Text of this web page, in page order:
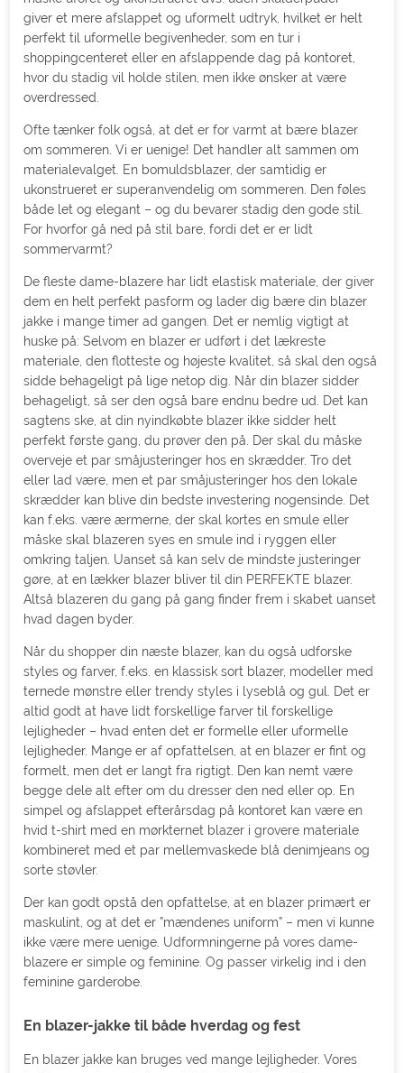
giver et mere afslappet og uformelt udtryk, hvilket er helt
perfekt til uformelle begivenheder, som en tur i
shoppingcenteret eller en afslappende dag på kontoret,
hvor du stadig vil holde stilen, men ikke ønsker at være
overdressed.
Ofte tænker folk også, at det er for varmt at bære blazer
om sommeren. Vi er uenige! Det handler alt sammen om
materialevalget. En bomuldsblazer, der samtidig er
ukonstrueret er superanvendelig om sommeren. Den føles
både let og elegant – og du bevarer stadig den gode stil.
For hvorfor gå ned på stil bare, fordi det er er lidt
sommervarmt?
De fleste dame-blazere har lidt elastisk materiale, der giver
dem en helt perfekt pasform og lader dig bære din blazer
jakke i mange timer ad gangen. Det er nemlig vigtigt at
huske på: Selvom en blazer er udført i det lækreste
materiale, den flotteste og højeste kvalitet, så skal den også
sidde behageligt på lige netop dig. Når din blazer sidder
behageligt, så ser den også bare endnu bedre ud. Det kan
sagtens ske, at din nyindkøbte blazer ikke sidder helt
perfekt første gang, du prøver den på. Der skal du måske
overveje et par småjusteringer hos en skrædder. Tro det
eller lad være, men et par småjusteringer hos den lokale
skrædder kan blive din bedste investering nogensinde. Det
kan f.eks. være ærmerne, der skal kortes en smule eller
måske skal blazeren syes en smule ind i ryggen eller
omkring taljen. Uanset så kan selv de mindste justeringer
gøre, at en lækker blazer bliver til din PERFEKTE blazer.
Altså blazeren du gang på gang finder frem i skabet uanset
hvad dagen byder.
Når du shopper din næste blazer, kan du også udforske
styles og farver, f.eks. en klassisk sort blazer, modeller med
ternede mønstre eller trendy styles i lyseblå og gul. Det er
altid godt at have lidt forskellige farver til forskellige
lejligheder – hvad enten det er formelle eller uformelle
lejligheder. Mange er af opfattelsen, at en blazer er fint og
formelt, men det er langt fra rigtigt. Den kan nemt være
begge dele alt efter om du dresser den ned eller op. En
simpel og afslappet efterårsdag på kontoret kan være en
hvid t-shirt med en mørkternet blazer i grovere materiale
kombineret med et par mellemvaskede blå denimjeans og
sorte støvler.
Der kan godt opstå den opfattelse, at en blazer primært er
maskulint, og at det er ”mændenes uniform” – men vi kunne
ikke være mere uenige. Udformningerne på vores dame-
blazere er simple og feminine. Og passer virkelig ind i den
feminine garderobe.
En blazer-jakke til både hverdag og fest
En blazer jakke kan bruges ved mange lejligheder. Vores